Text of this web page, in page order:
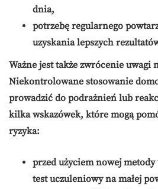
dnia,
potrzebę regularnego
uzyskania lepszych
Ważne jest także zwrócenie uwagi
Niekontrolowane stosowanie
prowadzić do podrażnień lub
kilka wskazówek, które mogą
ryzyka:
przed użyciem nowej
test uczuleniowy na małej